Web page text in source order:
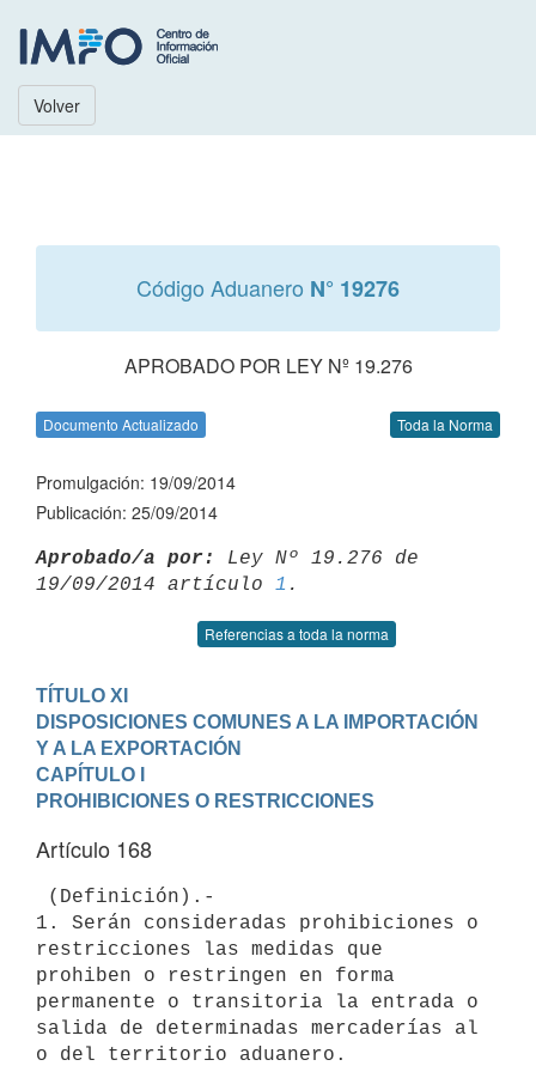
Volver
Código Aduanero N° 19276
APROBADO POR LEY Nº 19.276
Documento Actualizado Toda la Norma
Promulgación: 19/09/2014
Publicación: 25/09/2014
Aprobado/a por:
Ley Nº 19.276 de
19/09/2014 artículo 1
Referencias a toda la norma
TÍTULO XI
DISPOSICIONES COMUNES A LA IMPORTACIÓN
Y A LA EXPORTACIÓN
CAPÍTULO I
PROHIBICIONES O RESTRICCIONES
Artículo 168
1. Serán consideradas prohibiciones o
restricciones las medidas que
prohiben o restringen en forma
permanente o transitoria la entrada o
salida de determinadas mercaderías al
o del territorio aduanero.